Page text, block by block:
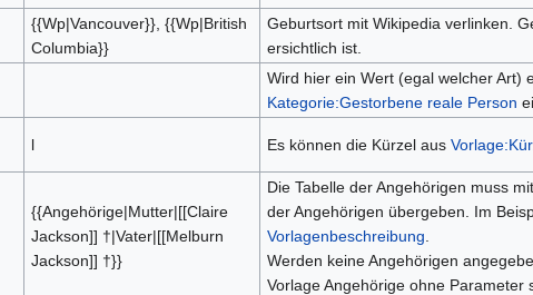
{{Wp|Vancouver}}, {{Wp|British
Columbia}}
Geburtsort mit Wikipedia verlinken.
ersichtlich ist.
Wird hier ein Wert (egal welcher Art)
Kategorie:Gestorbene reale Person
l Es können die Kürzel aus
{{Angehörige|Mutter|[[Claire
Jackson]] †|Vater|[[Melburn
Jackson]] †}}
Die Tabelle der Angehörigen muss
der Angehörigen übergeben. Im
Vorlagenbeschreibung
Werden keine Angehörigen
Vorlage Angehörige ohne Parameter